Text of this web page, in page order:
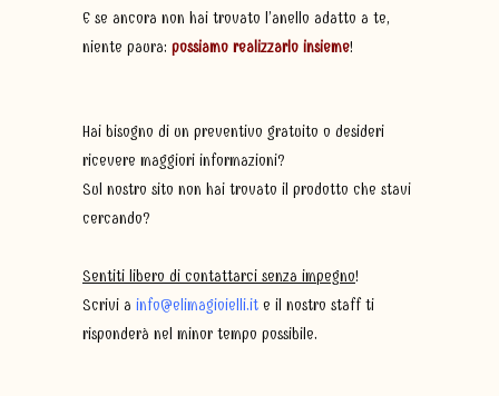
E se ancora non hai trovato l’anello adatto a te,
niente paura: possiamo realizzarlo insieme!
Hai bisogno di un preventivo gratuito o desideri
ricevere maggiori informazioni?
Sul nostro sito non hai trovato il prodotto che stavi
cercando?
Sentiti libero di contattarci senza impegno!
Scrivi a info@elimagioielli.it e il nostro staff ti
risponderà nel minor tempo possibile.